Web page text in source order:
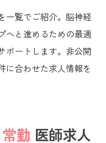
一覧でご紹介。脳神経
へと進めるための最適
ポートします。非公開
に合わせた求人情報を
常勤 医師求人